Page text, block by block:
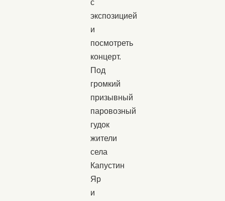
с
экспозицией
и
посмотреть
концерт.
Под
громкий
призывный
паровозный
гудок
жители
села
Капустин
Яр
и